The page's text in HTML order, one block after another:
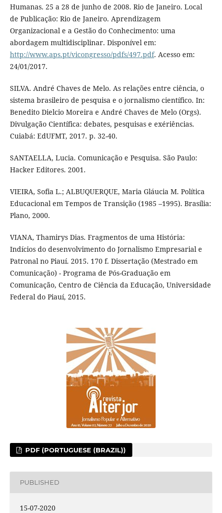
Humanas. 25 a 28 de junho de 2008. Rio de Janeiro. Local
de Publicação: Rio de Janeiro. Aprendizagem
Organizacional e a Gestão do Conhecimento: uma
abordagem multidisciplinar. Disponível em:
http://www.aps.pt/vicongresso/pdfs/497.pdf. Acesso em:
24/01/2017.
SILVA. André Chaves de Melo. As relações entre ciência, o
sistema brasileiro de pesquisa e o jornalismo científico. In:
Benedito Dielcio Moreira e André Chaves de Melo (Orgs).
Divulgação Científica: debates, pesquisas e exériências.
Cuiabá: EdUFMT, 2017. p. 32-40.
SANTAELLA, Lucia. Comunicação e Pesquisa. São Paulo:
Hacker Editores. 2001.
VIEIRA, Sofia L.; ALBUQUERQUE, Maria Gláucia M. Política
Educacional em Tempos de Transição (1985 –1995). Brasília:
Plano, 2000.
VIANA, Thamirys Dias. Fragmentos de uma História:
Indícios do desenvolvimento do Jornalismo Empresarial e
Patronal no Piauí. 2015. 170 f. Dissertação (Mestrado em
Comunicação) - Programa de Pós-Graduação em
Comunicação, Centro de Ciência da Educação, Universidade
Federal do Piauí, 2015.
PDF (PORTUGUESE (BRAZIL))
PUBLISHED
15-07-2020